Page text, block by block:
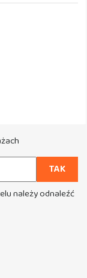
należy odnaleźć